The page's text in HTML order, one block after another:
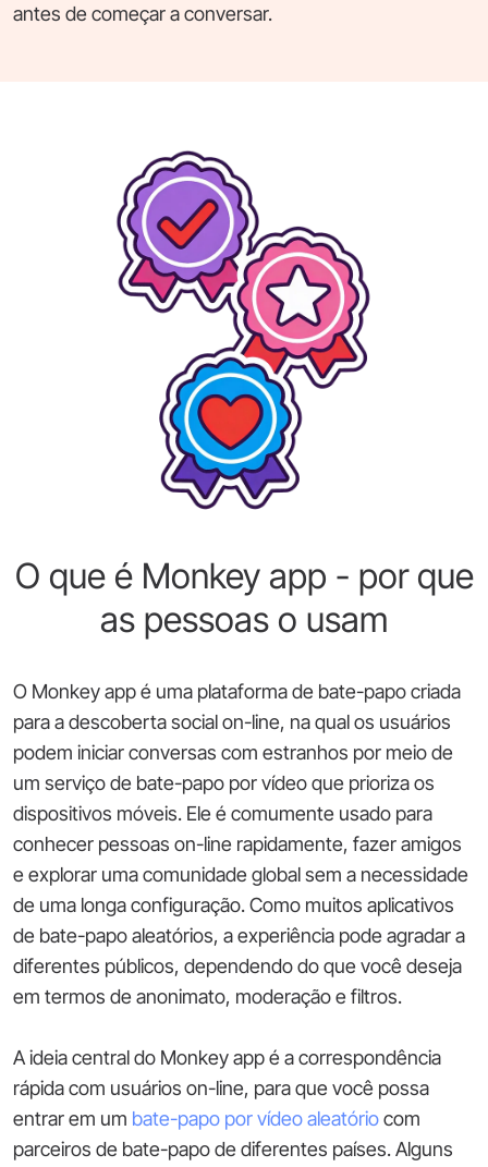
antes de começar a conversar.
O que é Monkey app - por que
as pessoas o usam
O Monkey app é uma plataforma de bate-papo criada
para a descoberta social on-line, na qual os usuários
podem iniciar conversas com estranhos por meio de
um serviço de bate-papo por vídeo que prioriza os
dispositivos móveis. Ele é comumente usado para
conhecer pessoas on-line rapidamente, fazer amigos
e explorar uma comunidade global sem a necessidade
de uma longa configuração. Como muitos aplicativos
de bate-papo aleatórios, a experiência pode agradar a
diferentes públicos, dependendo do que você deseja
em termos de anonimato, moderação e filtros.
A ideia central do Monkey app é a correspondência
rápida com usuários on-line, para que você possa
entrar em um bate-papo por vídeo aleatóriocom
parceiros de bate-papo de diferentes países. Alguns